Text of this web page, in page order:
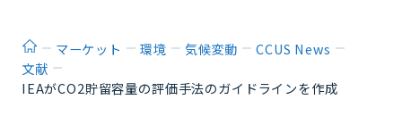
ホームマーケット 環境 気候変動
CCUS News
文献
IEAがCO2貯留容量の評価手法のガイドラインを作成